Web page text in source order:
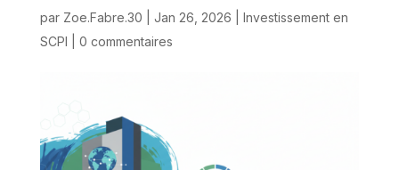
par Zoe.Fabre.30 Jan 26, 2026
Investissement en
SCPI
0 commentaires